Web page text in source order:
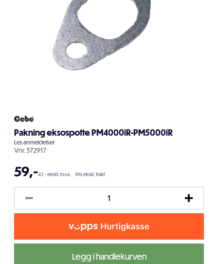
Pakning eksospotte PM4000iR-PM5000iR
Lesanmeldelser
Vnr.572917
59,-47,- ekskl. mva. Pris ekskl. frakt
Legg i handlekurven